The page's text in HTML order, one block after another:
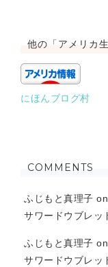
他の「アメリカ
にほんブログ村
COMMENTS
ふじもと真理子 on
サワードウブレッ
ふじもと真理子 on
サワードウブレッ